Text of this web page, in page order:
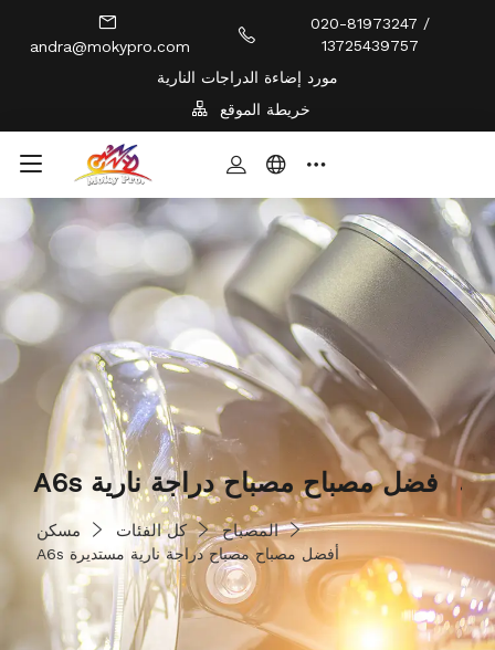
andra@mokypro.com
020-81973247 /
13725439757
مورد إضاءة الدراجات النارية
خريطة الموقع
A6s أفضل مصباح مصباح دراجة نارية
مستديرة
مسكن كل الفئات المصباح
A6s أفضل مصباح مصباح دراجة نارية مستديرة